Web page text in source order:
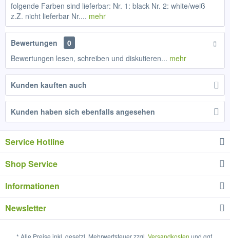
folgende Farben sind lieferbar: Nr. 1: black Nr. 2: white/weiß
z.Z. nicht lieferbar Nr.... mehr
Bewertungen
0
Bewertungen lesen, schreiben und diskutieren... mehr
Kunden kauften auch
Kunden haben sich ebenfalls angesehen
Service Hotline
Shop Service
Informationen
Newsletter